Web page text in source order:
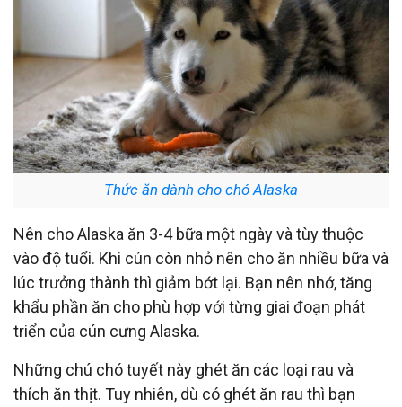
Thức ăn dành cho chó Alaska
Nên cho Alaska ăn 3-4 bữa một ngày và tùy thuộc
vào độ tuổi. Khi cún còn nhỏ nên cho ăn nhiều bữa và
lúc trưởng thành thì giảm bớt lại. Bạn nên nhớ, tăng
khẩu phần ăn cho phù hợp với từng giai đoạn phát
triển của cún cưng Alaska.
Những chú chó tuyết này ghét ăn các loại rau và
thích ăn thịt. Tuy nhiên, dù có ghét ăn rau thì bạn